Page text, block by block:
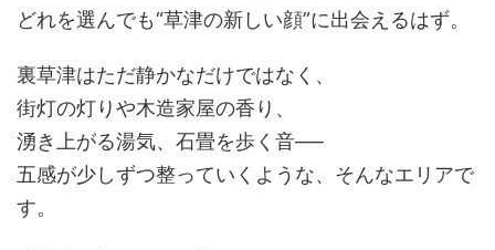
どれを選んでも“草津の新しい顔”に出会えるはず。
裏草津はただ静かなだけではなく、
街灯の灯りや木造家屋の香り、
湧き上がる湯気、石畳を歩く音──
五感が少しずつ整っていくような、そんなエリアで
す。